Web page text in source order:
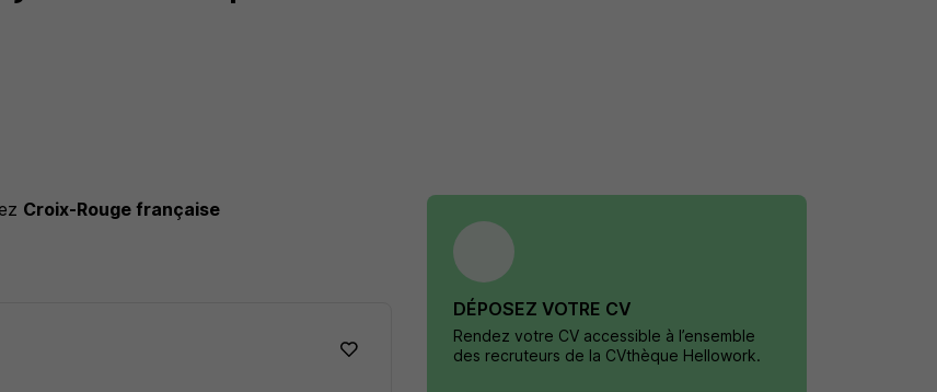
Croix-Rouge française
DÉPOSEZ VOTRE CV
Rendez votre CV accessible à l’ensemble
des recruteurs de la CVthèque Hellowork.